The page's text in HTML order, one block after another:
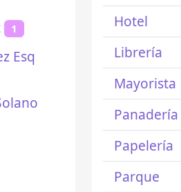
1
Esq
Hotel
Librería
Mayorista
Panadería
Papelería
Parque